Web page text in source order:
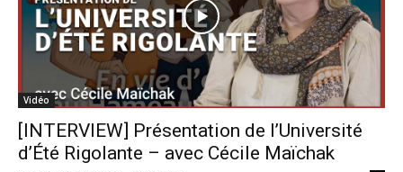
Vidéo
[INTERVIEW] Présentation de l’Université
d’Été Rigolante – avec Cécile Maïchak